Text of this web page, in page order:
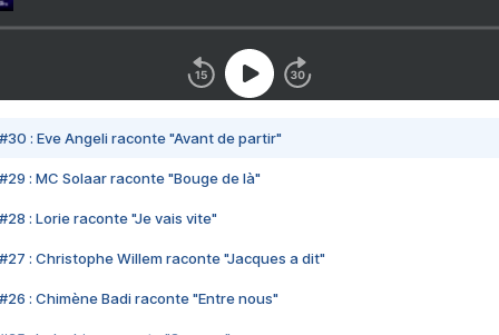
#30 : Eve Angeli raconte "Avant de partir"
#29 : MC Solaar raconte "Bouge de là"
#28 : Lorie raconte "Je vais vite"
#27 : Christophe Willem raconte "Jacques a dit"
#26 : Chimène Badi raconte "Entre nous"